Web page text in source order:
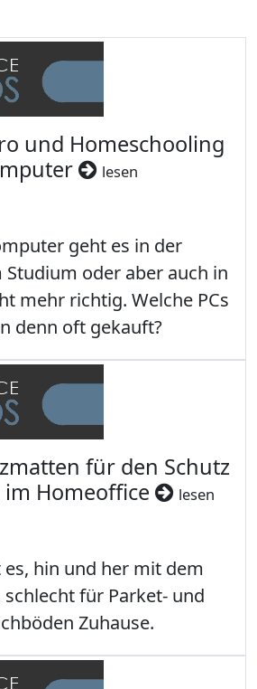
und Homeschooling
lesen
geht es in der
oder aber auch in
mehr richtig. Welche PCs
denn oft gekauft?
für den Schutz
im Homeoffice
lesen
es, hin und her mit dem
schlecht für Parket- und
Zuhause.